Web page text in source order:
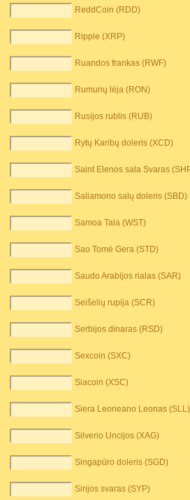
ReddCoin (RDD)
Ripple (XRP)
Ruandos frankas (RWF)
Rumunų lėja (RON)
Rusijos rublis (RUB)
Rytų Karibų doleris (XCD)
Saint Elenos sala Svaras
Saliamono salų doleris (SBD)
Samoa Tala (WST)
Sao Tomė Gera (STD)
Saudo Arabijos rialas (SAR)
Seišelių rupija (SCR)
Serbijos dinaras (RSD)
Sexcoin (SXC)
Siacoin (XSC)
Siera Leoneano Leonas (SLL)
Silverio Uncijos (XAG)
Singapūro doleris (SGD)
Sirijos svaras (SYP)